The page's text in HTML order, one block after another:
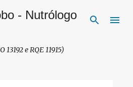
o conteúdo principal
- Nutrólogo
e RQE 11915)